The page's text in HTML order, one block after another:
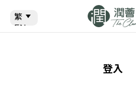
繁
EN
繁
登入